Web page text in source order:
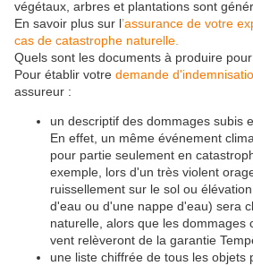
végétaux, arbres et plantations sont
En savoir plus sur l’assurance de votre
cas de catastrophe naturelle.
Quels sont les documents à produire
Pour établir votre demande
assureur :
un descriptif des dommages subis
En effet, un même événement
pour partie seulement en
exemple, lors d'un très violent
ruissellement sur le sol ou
d'eau ou d'une nappe d'eau) sera
naturelle, alors que les dommages
vent relèveront de la garantie
une liste chiffrée de tous les objets